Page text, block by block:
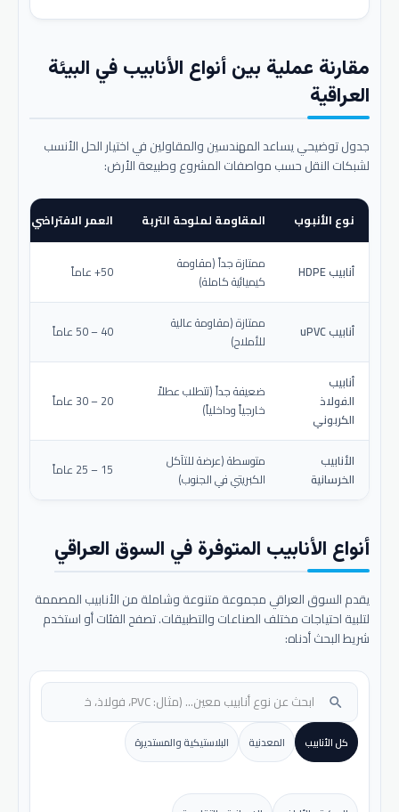
مقارنة عملية بين أنواع الأنابيب في البيئة
العراقية
جدول توضيحي يساعد المهندسين والمقاولين في اختيار الحل الأنسب
لشبكات النقل حسب مواصفات المشروع وطبيعة الأرض:
نوع الأنبوب المقاومة لملوحة التربة العمر الافتراضي
أنابيب HDPE
ممتازة جداً (مقاومة
كيميائية كاملة)
50+ عاماً
أنابيب uPVC
ممتازة (مقاومة عالية
للأملاح)
40 – 50 عاماً
أنابيب
الفولاذ
الكربوني
ضعيفة جداً (تتطلب عطلاً
خارجياً وداخلياً)
20 – 30 عاماً
الأنابيب
الخرسانية
متوسطة (عرضة للتآكل
الكبريتي في الجنوب)
15 – 25 عاماً
أنواع الأنابيب المتوفرة في السوق العراقي
يقدم السوق العراقي مجموعة متنوعة وشاملة من الأنابيب المصممة
لتلبية احتياجات مختلف الصناعات والتطبيقات. تصفح الفئات أو استخدم
شريط البحث أدناه:
search
كل الأنابيب المعدنية البلاستيكية والمستديرة